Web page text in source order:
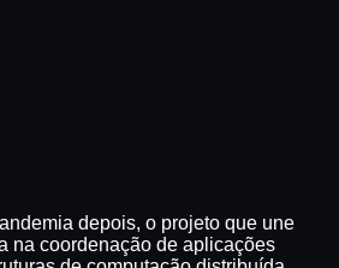
depois, o projeto que une
na coordenação de aplicações